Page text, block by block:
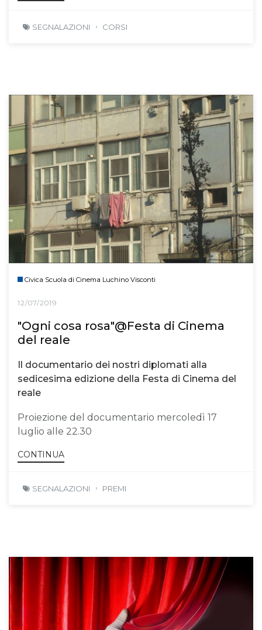
SEGNALAZIONI CORSI
Civica Scuola di Cinema Luchino Visconti
12/07/2019
"Ogni cosa rosa"@Festa di Cinema
del reale
Il documentario dei nostri diplomati alla
sedicesima edizione della Festa di Cinema del
reale
Proiezione del documentario mercoledì 17
luglio alle 22.30
CONTINUA
SEGNALAZIONI PREMI